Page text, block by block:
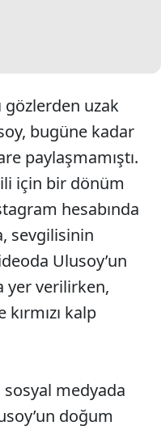
gözlerden uzak
bugüne kadar
paylaşmamıştı.
için bir dönüm
hesabında
sevgilisinin
Ulusoy’un
yer verilirken,
kalp
medyada
doğum